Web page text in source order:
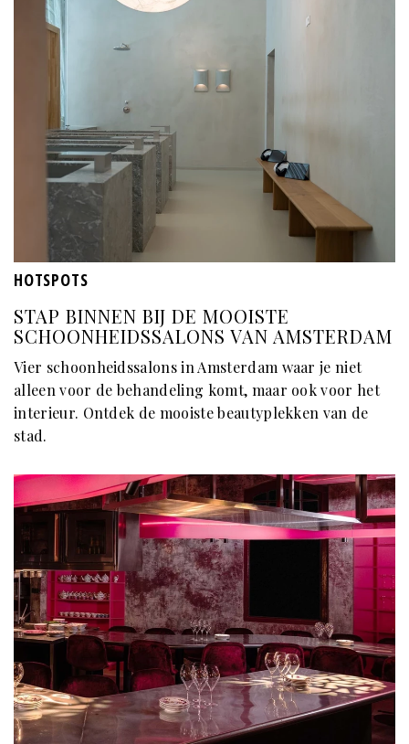
HOTSPOTS
STAP BINNEN BIJ DE MOOISTE
SCHOONHEIDSSALONS VAN AMSTERDAM
Vier schoonheidssalons in Amsterdam waar je niet
alleen voor de behandeling komt, maar ook voor het
interieur. Ontdek de mooiste beautyplekken van de
stad.